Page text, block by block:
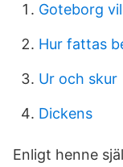
Goteborg
Hur fattas
Ur och skur
Dickens
Enligt henne